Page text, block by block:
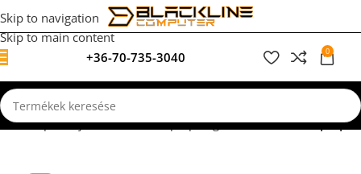
Skip to navigation
Skip to main content
+36-70-735-3040
0
Kezdőlap Felújított, használt laptopok garanciával Dell Laptopok